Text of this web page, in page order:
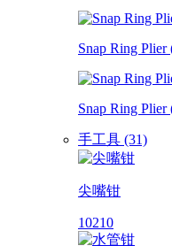
Snap Ring Plier
Snap Ring Plier
手工具 (31)
尖嘴钳
10210